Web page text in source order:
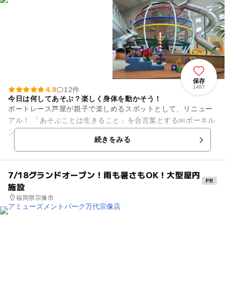
保存
1487
4.9
12件
今日は何してあそぶ？楽しく身体を動かそう！
ボートレース芦屋が親子で楽しめるスポットとして、リニュー
アル！ 「あそぶことは生きること」を合言葉とする㈱ボーネル
ンドがプロデュースする屋内型のあそび場が新たに誕生しまし
続きをみる
7/18グランドオープン！雨も暑さもOK！大型屋内
施設
福岡県宗像市